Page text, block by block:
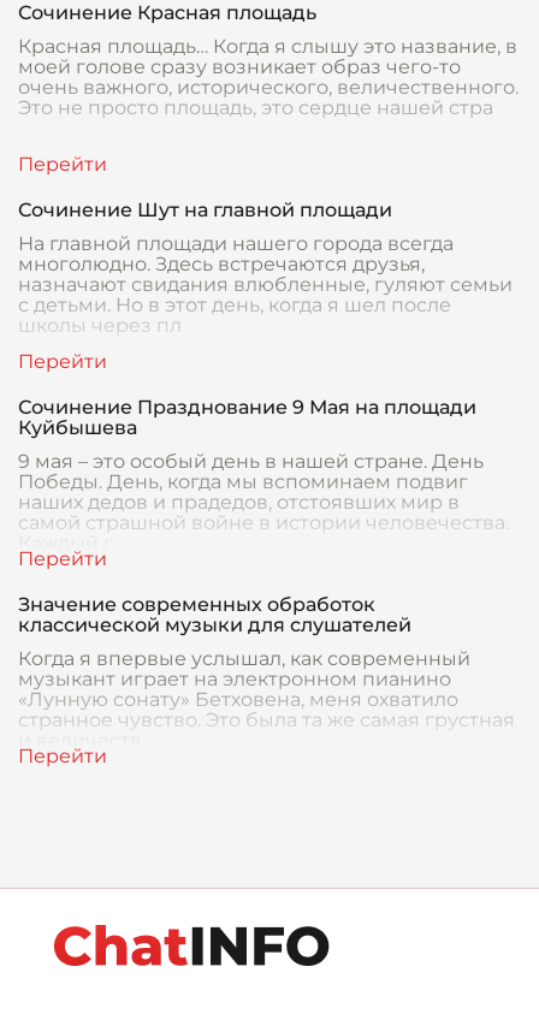
Сочинение Красная площадь
Красная площадь… Когда я слышу это название, в
моей голове сразу возникает образ чего-то
очень важного, исторического, величественного.
Это не просто площадь, это сердце нашей стра
Сочинение Шут на главной площади
На главной площади нашего города всегда
многолюдно. Здесь встречаются друзья,
назначают свидания влюбленные, гуляют семьи
с детьми. Но в этот день, когда я шел после
школы через пл
Сочинение Празднование 9 Мая на площади
Куйбышева
9 мая – это особый день в нашей стране. День
Победы. День, когда мы вспоминаем подвиг
наших дедов и прадедов, отстоявших мир в
самой страшной войне в истории человечества.
Каждый г
Значение современных обработок
классической музыки для слушателей
Когда я впервые услышал, как современный
музыкант играет на электронном пианино
«Лунную сонату» Бетховена, меня охватило
странное чувство. Это была та же самая грустная